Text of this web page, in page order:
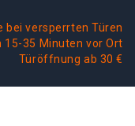
bei versperrten Türen
15-35 Minuten vor Ort
Türöffnung ab 30 €